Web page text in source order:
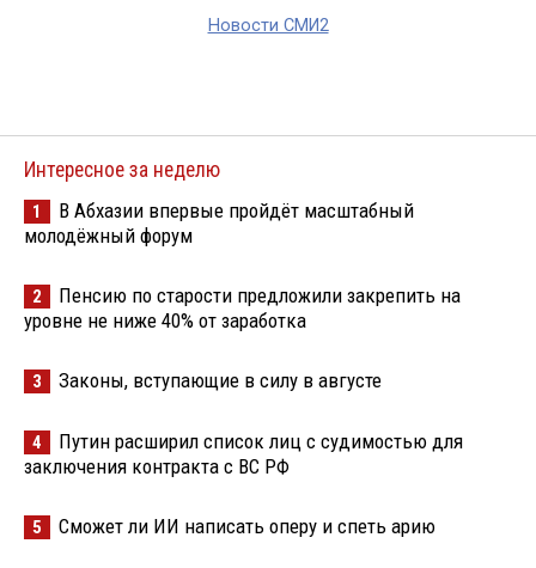
Новости СМИ2
Интересное за неделю
1
В Абхазии впервые пройдёт масштабный
молодёжный форум
2
Пенсию по старости предложили закрепить на
уровне не ниже 40% от заработка
3 Законы, вступающие в силу в августе
4
Путин расширил список лиц с судимостью для
заключения контракта с ВС РФ
5 Сможет ли ИИ написать оперу и спеть арию